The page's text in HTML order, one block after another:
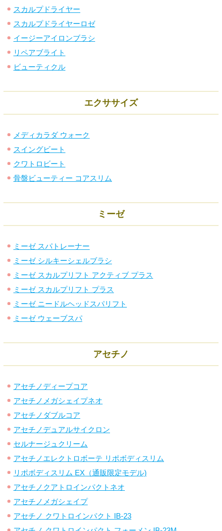
スカルプドライヤー
スカルプドライヤーロゼ
イージーアイロンブラシ
リペアブライト
ビューティクル
エクササイズ
メディカラダ ウォーク
スイングビート
クワトロビート
骨盤ビューティー コアスリム
ミーゼ
ミーゼ スパトレーナー
ミーゼ シルキーシェルブラシ
ミーゼ スカルプリフト アクティブ プラス
ミーゼ スカルプリフト プラス
ミーゼ ニードルヘッドスパリフト
ミーゼ ウェーブスパ
アセチノ
アセチノディープコア
アセチノメガシェイプネオ
アセチノダブルコア
アセチノデュアルサイクロン
セルナージュクリーム
アセチノエレクトロボーテ リポボディスリム
リポボディスリム EX（通販限定モデル)
アセチノクアトロインパクトネオ
アセチノメガシェイプ
アセチノ クワトロインパクト IB-23